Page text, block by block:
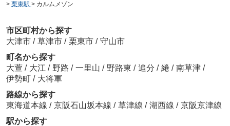
> 栗東駅 > カルムメゾン
市区町村から探す
大津市 / 草津市 / 栗東市 / 守山市
町名から探す
大萱 / 大江 / 野路 / 一里山 / 野路東 / 追分 / 綣 / 南草津 /
伊勢町 / 大将軍
路線から探す
東海道本線 / 京阪石山坂本線 / 草津線 / 湖西線 / 京阪京津線
駅から探す